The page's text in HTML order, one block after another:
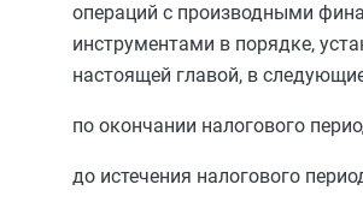
операций с производными
инструментами в порядке,
настоящей главой, в
по окончании налогового
до истечения налогового